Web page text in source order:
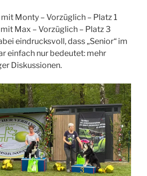
Monty – Vorzüglich – Platz 1
Max – Vorzüglich – Platz 3
eindrucksvoll, dass „Senior“ im
einfach nur bedeutet: mehr
Diskussionen.